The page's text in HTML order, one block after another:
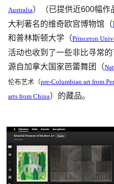
Australia）（已提供近600幅作
大利著名的维奇欧宫博物馆（
和普林斯顿大学（Princeton
活动也收到了一些非比寻常
源自加拿大国家芭蕾舞团（
伦布艺术（pre-Columbian art from
arts from China）的藏品。